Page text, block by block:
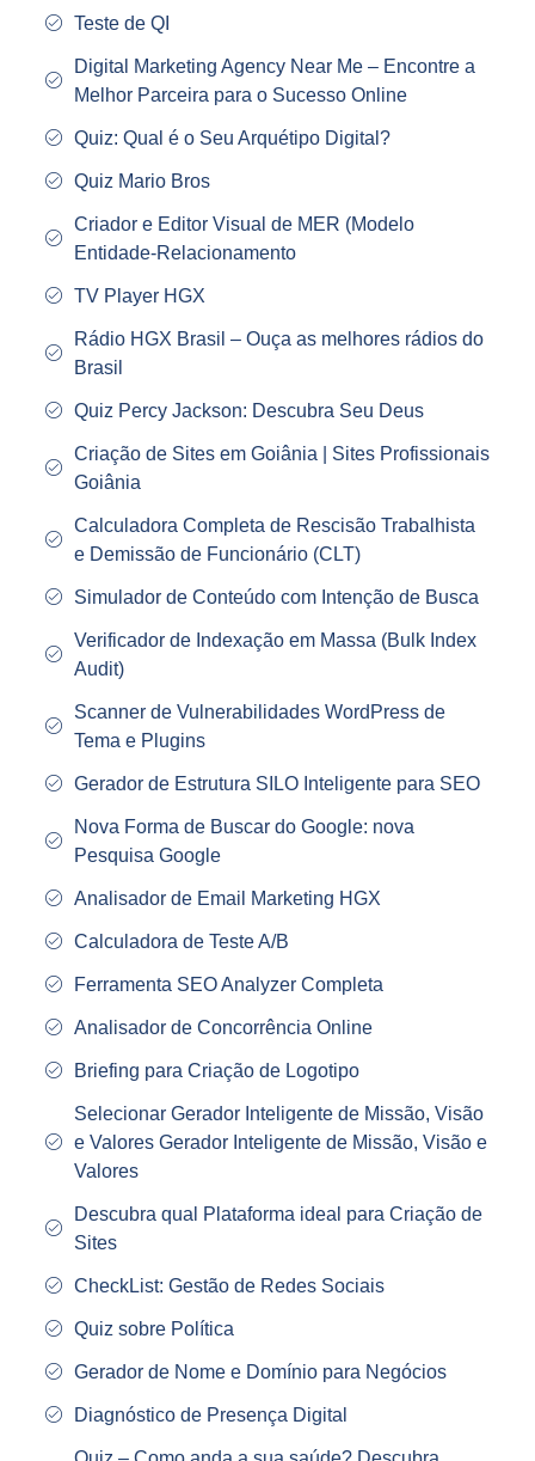
Teste de QI
Digital Marketing Agency Near Me – Encontre a
Melhor Parceira para o Sucesso Online
Quiz: Qual é o Seu Arquétipo Digital?
Quiz Mario Bros
Criador e Editor Visual de MER (Modelo
Entidade‑Relacionamento
TV Player HGX
Rádio HGX Brasil – Ouça as melhores rádios do
Brasil
Quiz Percy Jackson: Descubra Seu Deus
Criação de Sites em Goiânia | Sites Profissionais
Goiânia
Calculadora Completa de Rescisão Trabalhista
e Demissão de Funcionário (CLT)
Simulador de Conteúdo com Intenção de Busca
Verificador de Indexação em Massa (Bulk Index
Audit)
Scanner de Vulnerabilidades WordPress de
Tema e Plugins
Gerador de Estrutura SILO Inteligente para SEO
Nova Forma de Buscar do Google: nova
Pesquisa Google
Analisador de Email Marketing HGX
Calculadora de Teste A/B
Ferramenta SEO Analyzer Completa
Analisador de Concorrência Online
Briefing para Criação de Logotipo
Selecionar Gerador Inteligente de Missão, Visão
e Valores Gerador Inteligente de Missão, Visão e
Valores
Descubra qual Plataforma ideal para Criação de
Sites
CheckList: Gestão de Redes Sociais
Quiz sobre Política
Gerador de Nome e Domínio para Negócios
Diagnóstico de Presença Digital